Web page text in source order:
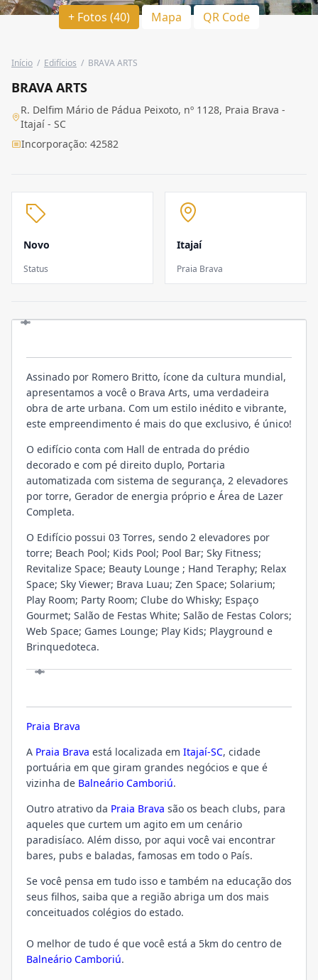
+ Fotos (40) Mapa QR Code
Início / Edifícios / BRAVA ARTS
BRAVA ARTS
R. Delfim Mário de Pádua Peixoto, nº 1128, Praia Brava -
Itajaí - SC
Incorporação: 42582
Novo
Status
Itajaí
Praia Brava
Assinado por Romero Britto, ícone da cultura mundial,
apresentamos a você o Brava Arts, uma verdadeira
obra de arte urbana. Com um estilo inédito e vibrante,
este empreendimento é mais do que exclusivo, é único!
O edifício conta com Hall de entrada do prédio
decorado e com pé direito duplo, Portaria
automatizada com sistema de segurança, 2 elevadores
por torre, Gerador de energia próprio e Área de Lazer
Completa.
O Edifício possui 03 Torres, sendo 2 elevadores por
torre; Beach Pool; Kids Pool; Pool Bar; Sky Fitness;
Revitalize Space; Beauty Lounge ; Hand Teraphy; Relax
Space; Sky Viewer; Brava Luau; Zen Space; Solarium;
Play Room; Party Room; Clube do Whisky; Espaço
Gourmet; Salão de Festas White; Salão de Festas Colors;
Web Space; Games Lounge; Play Kids; Playground e
Brinquedoteca.
Praia Brava
A Praia Brava está localizada em Itajaí-SC, cidade
portuária em que giram grandes negócios e que é
vizinha de Balneário Camboriú.
Outro atrativo da Praia Brava são os beach clubs, para
aqueles que curtem um agito em um cenário
paradisíaco. Além disso, por aqui você vai encontrar
bares, pubs e baladas, famosas em todo o País.
Se você pensa em tudo isso e também na educação dos
seus filhos, saiba que a região abriga um dos mais
conceituados colégios do estado.
O melhor de tudo é que você está a 5km do centro de
Balneário Camboriú.